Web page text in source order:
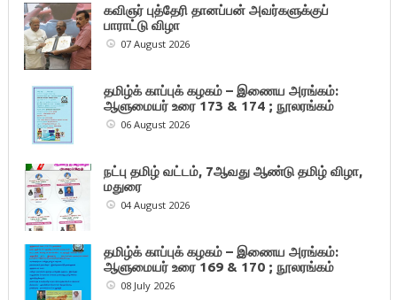
கவிஞர் புத்தேரி தானப்பன் அவர்களுக்குப்
பாராட்டு விழா
07 August 2026
தமிழ்க் காப்புக் கழகம் – இணைய அரங்கம்:
ஆளுமையர் உரை 173 & 174 ; நூலரங்கம்
06 August 2026
நட்பு தமிழ் வட்டம், 7ஆவது ஆண்டு தமிழ் விழா,
மதுரை
04 August 2026
தமிழ்க் காப்புக் கழகம் – இணைய அரங்கம்:
ஆளுமையர் உரை 169 & 170 ; நூலரங்கம்
08 July 2026